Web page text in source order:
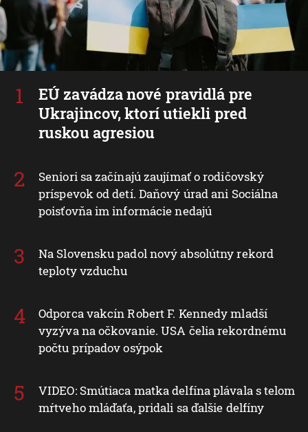
EÚ zavádza nové pravidlá pre
Ukrajincov, ktorí utiekli pred
ruskou agresiou
Seniori sa začínajú zaujímať o rodičovský
príspevok od detí. Daňový úrad ani Sociálna
poisťovňa im informácie nedajú
Na Slovensku padol nový absolútny rekord
teploty vzduchu
Odporca vakcín Robert F. Kennedy mladší
vyzýva na očkovanie. USA čelia rekordnému
počtu prípadov osýpok
VIDEO: Smútiaca matka delfína plávala s telom
mŕtveho mláďaťa, pridali sa ďalšie delfíny